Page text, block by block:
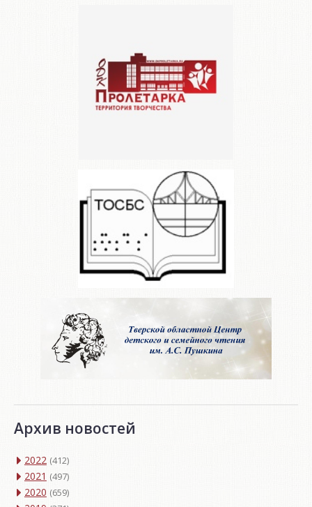
Архив новостей
2022 (412)
2021 (497)
2020 (659)